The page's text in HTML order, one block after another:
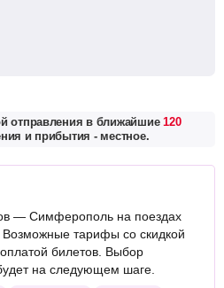
отправления в ближайшие120
и прибытия - местное.
— Симферополь на поездах
тарифы со скидкой
билетов. Выбор
на следующем шаге.